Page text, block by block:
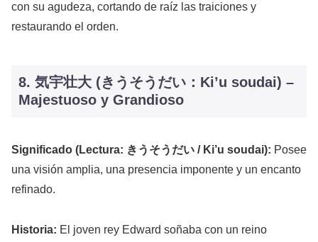
con su agudeza, cortando de raíz las traiciones y
restaurando el orden.
8. 気宇壮大 (きうそうだい：Ki’u soudai) –
Majestuoso y Grandioso
Significado (Lectura: きうそうだい / Ki’u soudai): Posee
una visión amplia, una presencia imponente y un encanto
refinado.
Historia: El joven rey Edward soñaba con un reino